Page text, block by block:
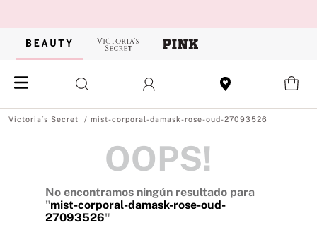
mist-corporal-damask-rose-oud-27093526
OOPS!
No encontramos ningún resultado para
"mist-corporal-damask-rose-oud-
27093526"